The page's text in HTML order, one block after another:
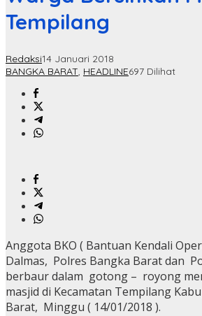
Tempilang
Redaksi14 Januari 2018
BANGKA BARAT, HEADLINE697 Dilihat
Anggota BKO ( Bantuan Kendali
Dalmas, Polres Bangka Barat dan
berbaur dalam gotong – royong
masjid di Kecamatan Tempilang
Barat, Minggu ( 14/01/2018 ).